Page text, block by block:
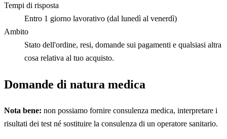
Tempi di risposta
Entro 1 giorno lavorativo (dal lunedì al venerdì)
Ambito
Stato dell'ordine, resi, domande sui pagamenti e qualsiasi altra
cosa relativa al tuo acquisto.
Domande di natura medica
Nota bene: non possiamo fornire consulenza medica, interpretare i
risultati dei test né sostituire la consulenza di un operatore sanitario.